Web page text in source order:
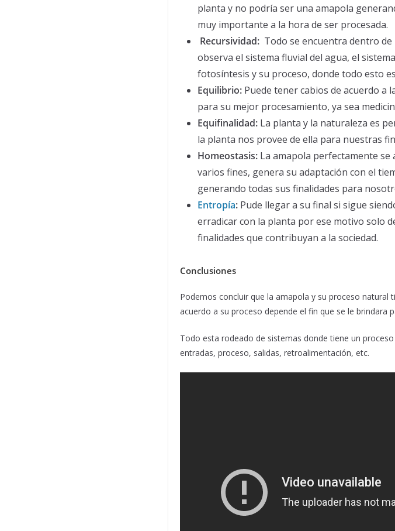
planta y no podría ser una amapola
muy importante a la hora de ser procesada.
Recursividad: Todo se encuentra dentro
observa el sistema fluvial del agua, el
fotosíntesis y su proceso, donde todo esto
Equilibrio: Puede tener cabios de acuerdo a
para su mejor procesamiento, ya sea
Equifinalidad: La planta y la naturaleza es
la planta nos provee de ella para nuestras
Homeostasis: La amapola perfectamente se
varios fines, genera su adaptación con el
generando todas sus finalidades para
Entropía: Pude llegar a su final si sigue
erradicar con la planta por ese motivo solo
finalidades que contribuyan a la sociedad.
Conclusiones
Podemos concluir que la amapola y su proceso
acuerdo a su proceso depende el fin que se le brindara
Todo esta rodeado de sistemas donde tiene un
entradas, proceso, salidas, retroalimentación, etc.